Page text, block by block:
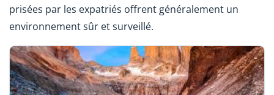
prisées par les expatriés offrent généralement un
environnement sûr et surveillé.